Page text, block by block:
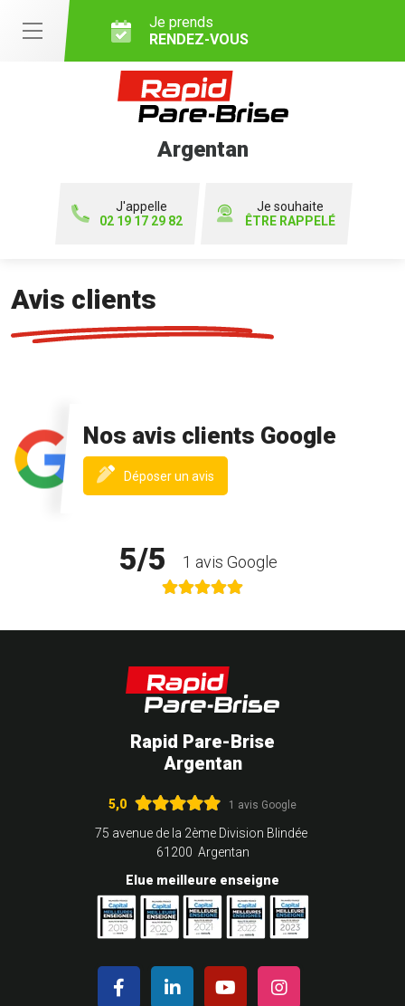
Je prends
RENDEZ-VOUS
Argentan
J'appelle
02 19 17 29 82
Je souhaite
ÊTRE RAPPELÉ
Avis clients
Nos avis clients Google
Déposer un avis
fenêtre)
5/5 1 avis Google
Rapid Pare-Brise
Argentan
5,0 1 avis Google
75 avenue de la 2ème Division Blindée
61200 Argentan
Elue meilleure enseigne